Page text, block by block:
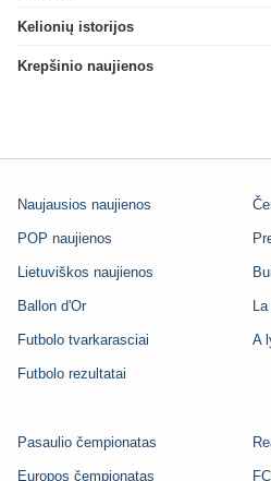
Kelionių istorijos
Krepšinio naujienos
Naujausios naujienos
POP naujienos
Lietuviškos naujienos
Ballon d'Or
Futbolo tvarkarasciai
Futbolo rezultatai
A
Pasaulio čempionatas
Europos čempionatas